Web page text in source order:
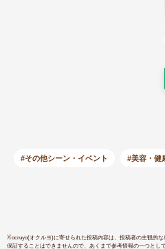
#その他シーン・イベント #美容・健
※ocruyo(オクルヨ)に寄せられた投稿内容は、投稿者の主観的
保証することはできませんので、あくまで参考情報の一つとし